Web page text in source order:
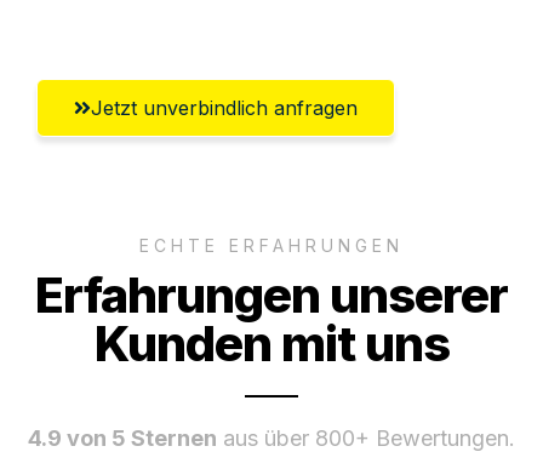
Jetzt unverbindlich anfragen
ECHTE ERFAHRUNGEN
Erfahrungen unserer
Kunden mit uns
4.9 von 5 Sternen aus über 800+ Bewertungen.